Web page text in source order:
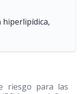
hiperlipídica,
riesgo para las